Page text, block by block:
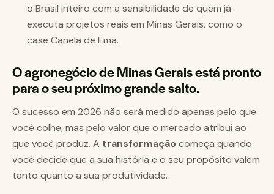
o Brasil inteiro com a sensibilidade de quem já
executa projetos reais em Minas Gerais, como o
case Canela de Ema.
O agronegócio de Minas Gerais está pronto
para o seu próximo grande salto.
O sucesso em 2026 não será medido apenas pelo que
você colhe, mas pelo valor que o mercado atribui ao
que você produz. A transformação começa quando
você decide que a sua história e o seu propósito valem
tanto quanto a sua produtividade.